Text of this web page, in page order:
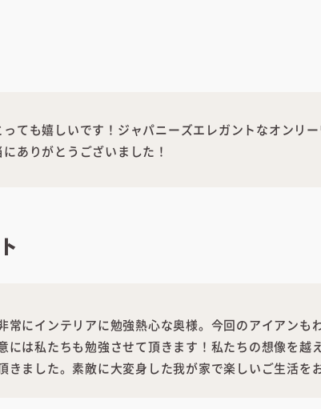
ても嬉しいです！ジャパニーズエレガントなオンリ
ありがとうございました！
常にインテリアに勉強熱心な奥様。今回のアイアンも
には私たちも勉強させて頂きます！私たちの想像を越
ました。素敵に大変身した我が家で楽しいご生活を